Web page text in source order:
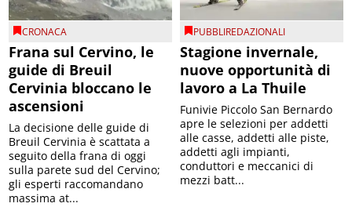
CRONACA
Frana sul Cervino, le
guide di Breuil
Cervinia bloccano le
ascensioni
La decisione delle guide di
Breuil Cervinia è scattata a
seguito della frana di oggi
sulla parete sud del Cervino;
gli esperti raccomandano
massima at...
PUBBLIREDAZIONALI
Stagione invernale,
nuove opportunità di
lavoro a La Thuile
Funivie Piccolo San Bernardo
apre le selezioni per addetti
alle casse, addetti alle piste,
addetti agli impianti,
conduttori e meccanici di
mezzi batt...